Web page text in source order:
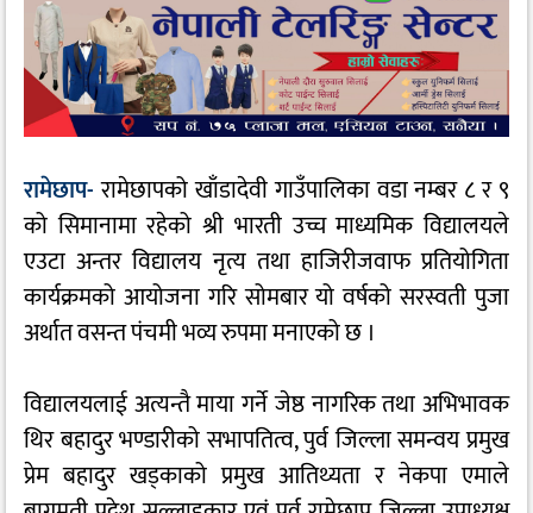
रामेछाप-रामेछापको खाँडादेवी गाउँपालिका वडा नम्बर ८ र ९
को सिमानामा रहेको श्री भारती उच्च माध्यमिक विद्यालयले
एउटा अन्तर विद्यालय नृत्य तथा हाजिरीजवाफ प्रतियोगिता
कार्यक्रमको आयोजना गरि सोमबार यो वर्षको सरस्वती पुजा
अर्थात वसन्त पंचमी भव्य रुपमा मनाएको छ ।
विद्यालयलाई अत्यन्तै माया गर्ने जेष्ठ नागरिक तथा अभिभावक
थिर बहादुर भण्डारीको सभापतित्व, पुर्व जिल्ला समन्वय प्रमुख
प्रेम बहादुर खड्काको प्रमुख आतिथ्यता र नेकपा एमाले